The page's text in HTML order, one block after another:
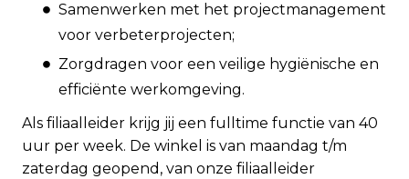
Samenwerken met het projectmanagement
voor verbeterprojecten;
Zorgdragen voor een veilige hygiënische en
efficiënte werkomgeving.
Als filiaalleider krijg jij een fulltime functie van 40
uur per week. De winkel is van maandag t/m
zaterdag geopend, van onze filiaalleider